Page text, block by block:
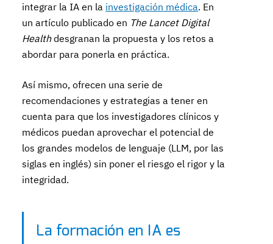
integrar la IA en la investigación médica. En
un artículo publicado en The Lancet Digital
Healthdesgranan la propuesta y los retos a
abordar para ponerla en práctica.
Así mismo, ofrecen una serie de
recomendaciones y estrategias a tener en
cuenta para que los investigadores clínicos y
médicos puedan aprovechar el potencial de
los grandes modelos de lenguaje (LLM, por las
siglas en inglés) sin poner el riesgo el rigor y la
integridad.
La formación en IA es